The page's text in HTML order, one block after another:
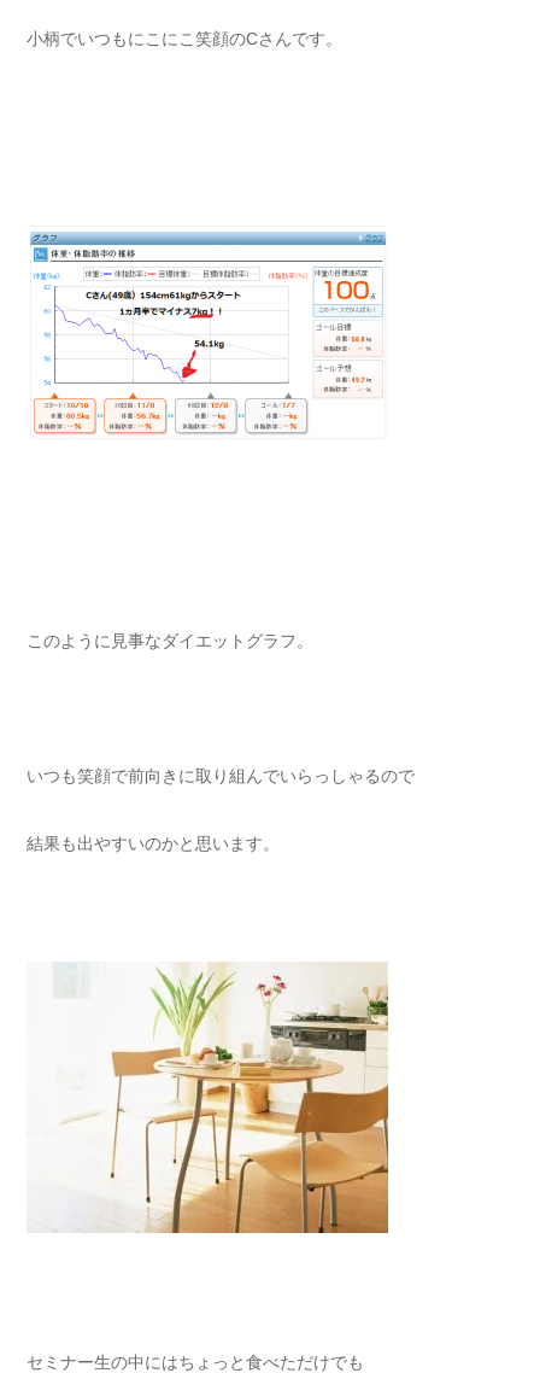
小柄でいつもにこにこ笑顔のCさんです。
このように見事なダイエットグラフ。
いつも笑顔で前向きに取り組んでいらっしゃるので
結果も出やすいのかと思います。
セミナー生の中にはちょっと食べただけでも